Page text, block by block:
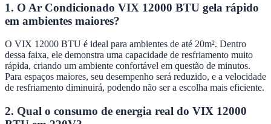
1. O Ar Condicionado VIX 12000 BTU gela rápido
em ambientes maiores?
O VIX 12000 BTU é ideal para ambientes de até 20m². Dentro
dessa faixa, ele demonstra uma capacidade de resfriamento muito
rápida, criando um ambiente confortável em questão de minutos.
Para espaços maiores, seu desempenho será reduzido, e a velocidade
de resfriamento diminuirá, podendo não ser a escolha mais eficiente.
2. Qual o consumo de energia real do VIX 12000